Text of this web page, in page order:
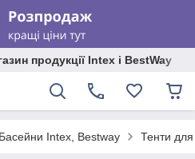
продукції Intex і BestWay
Басейни Intex, Bestway Тенти для